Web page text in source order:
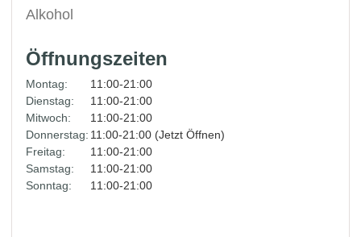
Alkohol
Öffnungszeiten
Montag:
11:00-21:00
Dienstag:
11:00-21:00
Mitwoch:
11:00-21:00
Donnerstag: 11:00-21:00 (Jetzt Öffnen)
Freitag:
11:00-21:00
Samstag:
11:00-21:00
Sonntag:
11:00-21:00